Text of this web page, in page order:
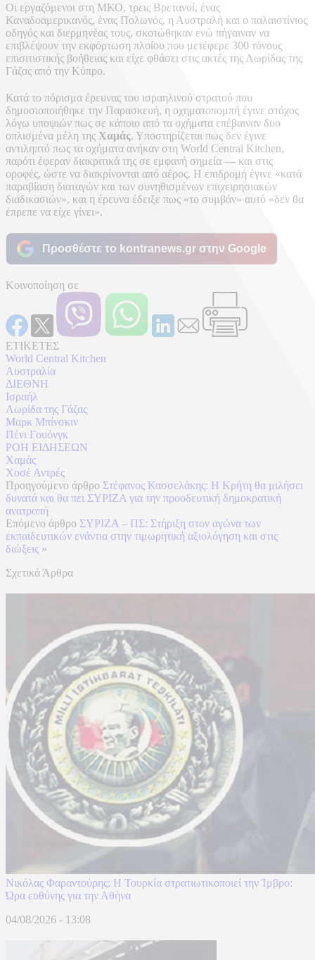
Οι εργαζόμενοι στη ΜΚΟ, τρεις Βρετανοί, ένας
Καναδοαμερικανός, ένας Πολωνός, η Αυστραλή και ο παλαιστίνιος
οδηγός και διερμηνέας τους, σκοτώθηκαν ενώ πήγαιναν να
επιβλέψουν την εκφόρτωση πλοίου που μετέφερε 300 τόνους
επισιτιστικής βοήθειας και είχε φθάσει στις ακτές της Λωρίδας της
Γάζας από την Κύπρο.
Κατά το πόρισμα έρευνας του ισραηλινού στρατού που
δημοσιοποιήθηκε την Παρασκευή, η οχηματοπομπή έγινε στόχος
λόγω υποψιών πως σε κάποιο από τα οχήματα επέβαιναν δυο
οπλισμένα μέλη της Χαμάς. Υποστηρίζεται πως δεν έγινε
αντιληπτό πως τα οχήματα ανήκαν στη World Central Kitchen,
παρότι έφεραν διακριτικά της σε εμφανή σημεία — και στις
οροφές, ώστε να διακρίνονται από αέρος. Η επιδρομή έγινε «κατά
παραβίαση διαταγών και των συνηθισμένων επιχειρησιακών
διαδικασιών», και η έρευνα έδειξε πως «το συμβάν» αυτό «δεν θα
έπρεπε να είχε γίνει».
Προσθέστε το kontranews.gr στην Google
Κοινοποίηση σε
ΕΤΙΚΕΤΕΣ
World Central Kitchen
Αυστραλία
ΔΙΕΘΝΗ
Ισραήλ
Λωρίδα της Γάζας
Μαρκ Μπίνσκιν
Πένι Γουόνγκ
ΡΟΗ ΕΙΔΗΣΕΩΝ
Χαμάς
Χοσέ Αντρές
Προηγούμενο άρθρο Στέφανος Κασσελάκης: H Κρήτη θα μιλήσει
δυνατά και θα πει ΣΥΡΙΖΑ για την προοδευτική δημοκρατική
ανατροπή
Επόμενο άρθρο ΣΥΡΙΖΑ – ΠΣ: Στήριξη στον αγώνα των
εκπαιδευτικών ενάντια στην τιμωρητική αξιολόγηση και στις
διώξεις »
Σχετικά Άρθρα
Νικόλας Φαραντούρης: Η Τουρκία στρατιωτικοποιεί την Ίμβρο:
Ώρα ευθύνης για την Αθήνα
04/08/2026 - 13:08